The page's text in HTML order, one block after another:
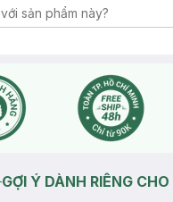
GỢI Ý DÀNH RIÊNG